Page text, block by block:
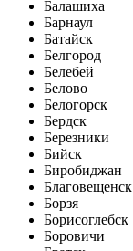
Балашиха
Барнаул
Батайск
Белгород
Белебей
Белово
Белогорск
Бердск
Березники
Бийск
Биробиджан
Благовещенск
Борзя
Борисоглебск
Боровичи